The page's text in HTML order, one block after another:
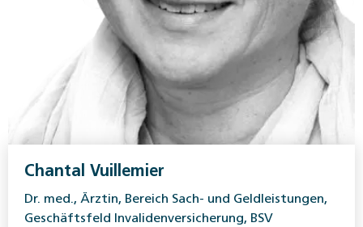
Chantal Vuillemier
Dr. med., Ärztin, Bereich Sach- und Geldleistungen,
Geschäftsfeld Invalidenversicherung, BSV